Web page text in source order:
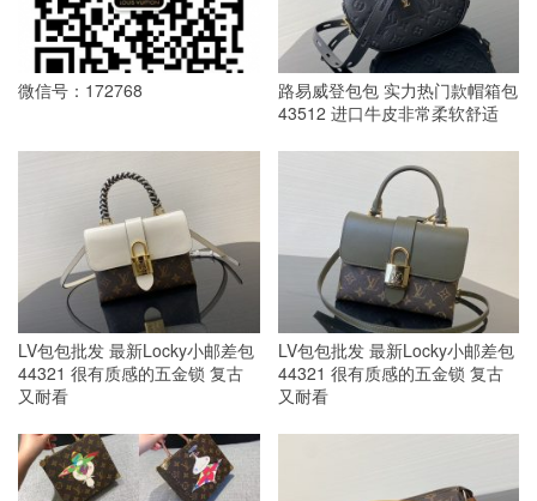
微信号：172768
路易威登包包 实力热门款帽箱包
43512 进口牛皮非常柔软舒适
LV包包批发 最新Locky小邮差包
44321 很有质感的五金锁 复古
又耐看
LV包包批发 最新Locky小邮差包
44321 很有质感的五金锁 复古
又耐看